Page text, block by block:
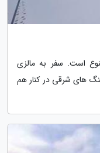
است. سفر به مالزی
های شرقی در کنار هم